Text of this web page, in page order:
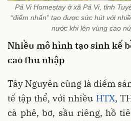
Pả Vi Homestay ở xã Pả Vi, tỉnh
“điểm nhấn” tạo được sức hút với
nước khi lên vùng cao
Nhiều mô hình tạo sinh kế
cao thu nhập
Tây Nguyên cũng là điểm
tế tập thể, với nhiều HTX,
cà phê, bơ, sầu riêng, hồ